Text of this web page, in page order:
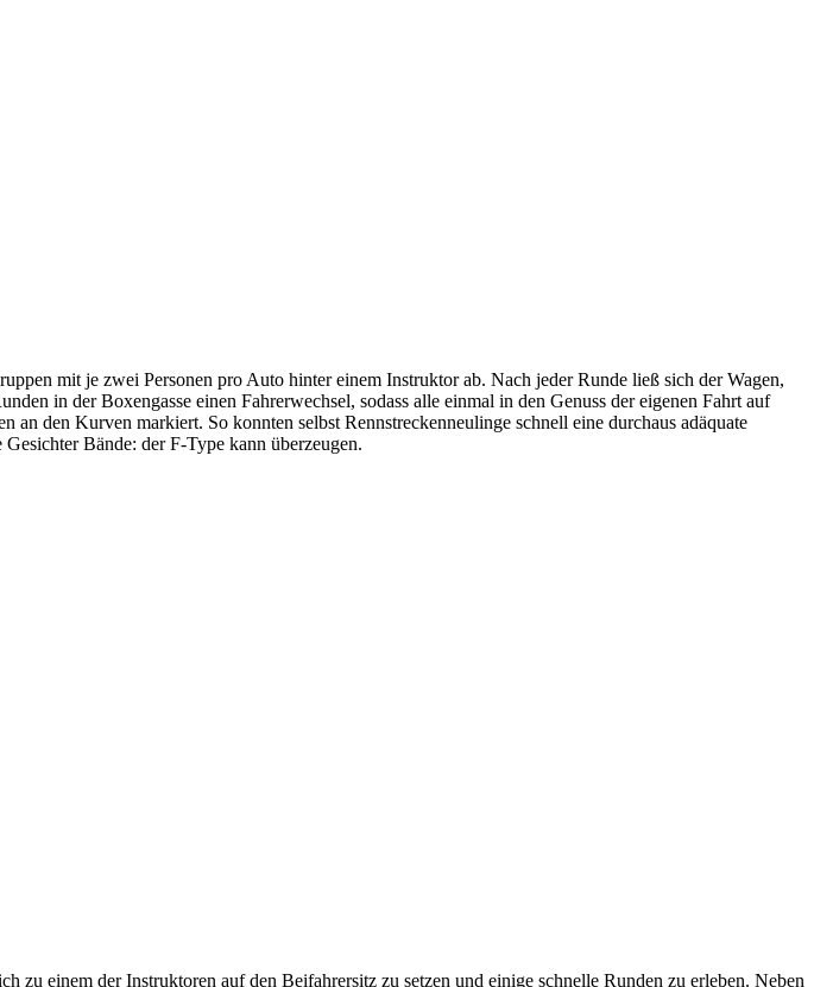
mit je zwei Personen pro Auto hinter einem Instruktor ab. Nach jeder Runde ließ sich der Wagen,
in der Boxengasse einen Fahrerwechsel, sodass alle einmal in den Genuss der eigenen Fahrt auf
den Kurven markiert. So konnten selbst Rennstreckenneulinge schnell eine durchaus adäquate
Bände: der F-Type kann überzeugen.
einem der Instruktoren auf den Beifahrersitz zu setzen und einige schnelle Runden zu erleben. Neben